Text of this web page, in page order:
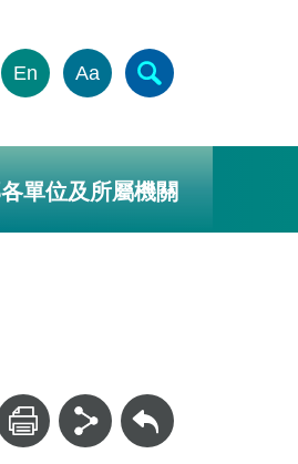
En Aa
單位及所屬機關
回上一頁